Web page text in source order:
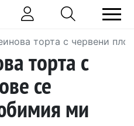
торта с червени
торта с
се
ми